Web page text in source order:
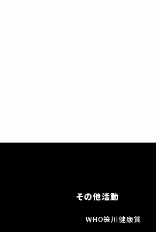
その他活動
WHO笹川健康賞